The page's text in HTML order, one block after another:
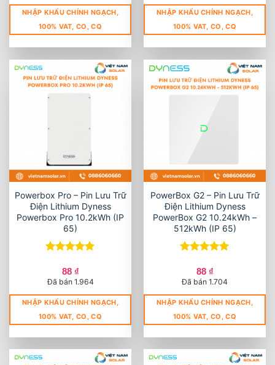
NHẬP KHẨU CHÍNH NGẠCH,
100% VAT, CO, CQ
NHẬP KHẨU CHÍNH NGẠCH,
100% VAT, CO, CQ
Powerbox Pro – Pin Lưu Trữ
Điện Lithium Dyness
Powerbox Pro 10.2kWh (IP
65)
hạng5 5
sao
88 ₫
Đã bán 1.964
NHẬP KHẨU CHÍNH NGẠCH,
100% VAT, CO, CQ
PowerBox G2 – Pin Lưu Trữ
Điện Lithium Dyness
PowerBox G2 10.24kWh –
512kWh (IP 65)
hạng5 5
sao
88 ₫
Đã bán 1.704
NHẬP KHẨU CHÍNH NGẠCH,
100% VAT, CO, CQ